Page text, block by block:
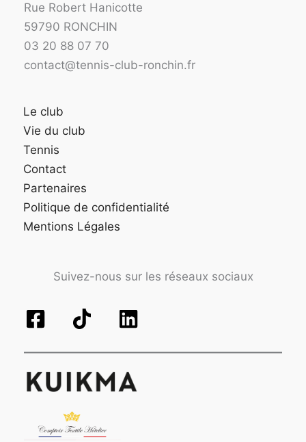
Rue Robert Hanicotte
59790 RONCHIN
03 20 88 07 70
contact@tennis-club-ronchin.fr
Le club
Vie du club
Tennis
Contact
Partenaires
Politique de confidentialité
Mentions Légales
Suivez-nous sur les réseaux sociaux